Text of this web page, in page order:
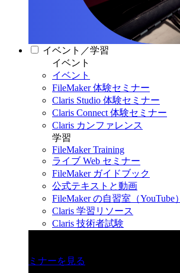
イベント／学習
イベント
イベント
FileMaker 体験セミナー
Claris Studio 体験セミナー
Claris Connect 体験セミナー
Claris カンファレンス
学習
FileMaker Training
ライブ Web セミナー
FileMaker ガイドブック
公式テキストと動画
FileMaker の自習室（YouTube）
Claris 学習リソース
Claris 技術者試験
ミナーを見る